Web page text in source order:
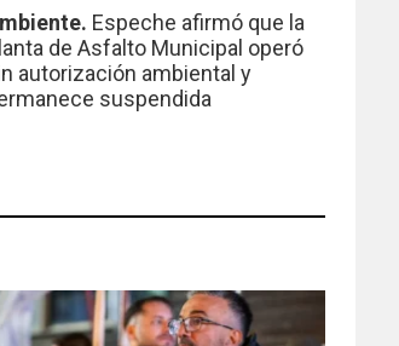
Espeche afirmó que la
de Asfalto Municipal operó
autorización ambiental y
suspendida